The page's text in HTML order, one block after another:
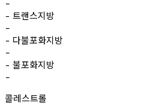
-
- 트랜스지방
-
- 다불포화지방
-
- 불포화지방
-
콜레스트롤